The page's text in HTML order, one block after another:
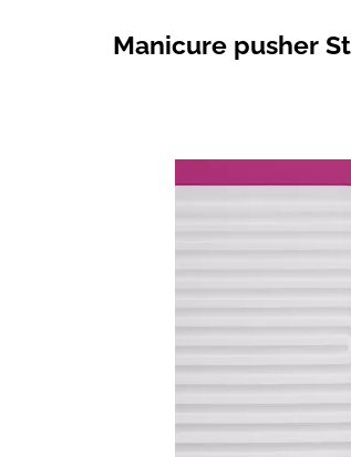
Manicure pusher